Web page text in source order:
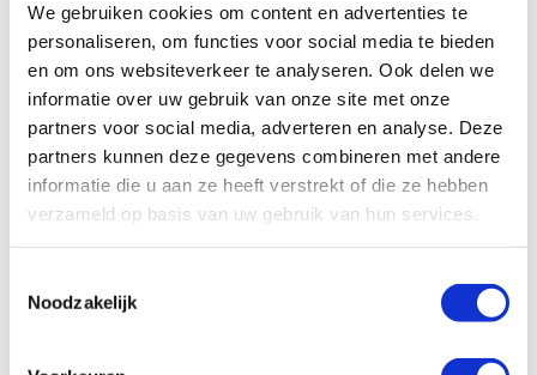
We gebruiken cookies om content en advertenties te
personaliseren, om functies voor social media te bieden
en om ons websiteverkeer te analyseren. Ook delen we
informatie over uw gebruik van onze site met onze
partners voor social media, adverteren en analyse. Deze
partners kunnen deze gegevens combineren met andere
informatie die u aan ze heeft verstrekt of die ze hebben
verzameld op basis van uw gebruik van hun services.
Noodzakelijk